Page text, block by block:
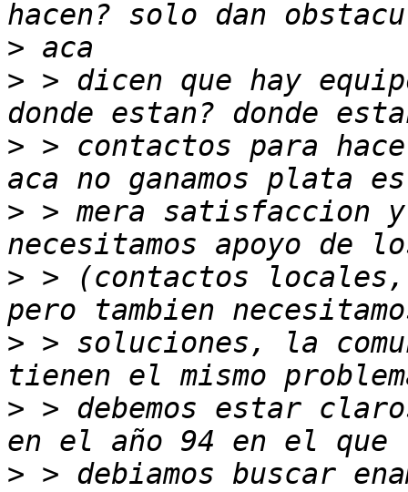
>
> > dicen que hay
> > contactos para
> > mera satisfaccion
> > (contactos
> > soluciones, la
> > debemos estar
> > debiamos buscar